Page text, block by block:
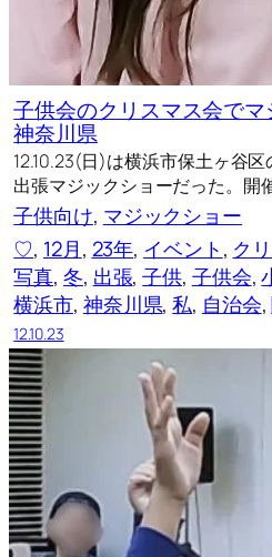
子供会のクリスマス会で
神奈川県
12.10.23(日)は横浜市保土ヶ谷
出張マジックショーだった。開
子供向け, マジックショー
♡, 12月, 23年, イベント, ク
写真, 冬, 出張, 子供, 子供会,
横浜市, 神奈川県, 私, 自治会,
12.10.23